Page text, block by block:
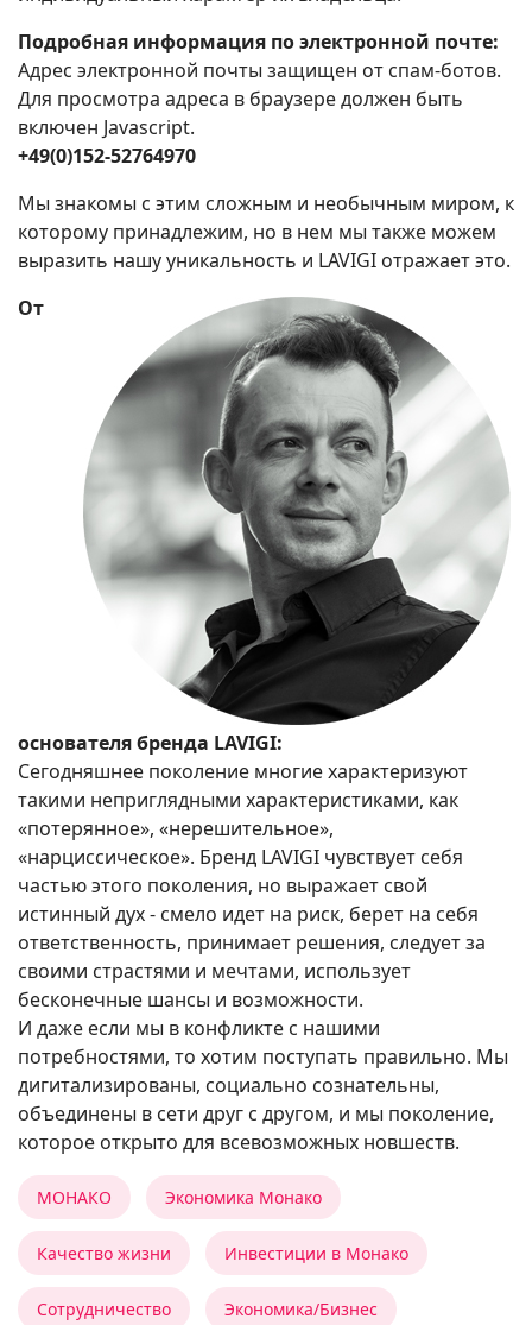
Подробная информация по электронной почте:
Адрес электронной почты защищен от спам-ботов.
Для просмотра адреса в браузере должен быть
включен Javascript.
+49(0)152-52764970
Мы знакомы с этим сложным и необычным миром, к
которому принадлежим, но в нем мы также можем
выразить нашу уникальность и LAVIGI отражает это.
От
основателя бренда LAVIGI:
Сегодняшнее поколение многие характеризуют
такими неприглядными характеристиками, как
«потерянное», «нерешительное»,
«нарциссическое». Бренд LAVIGI чувствует себя
частью этого поколения, но выражает свой
истинный дух - смело идет на риск, берет на себя
ответственность, принимает решения, следует за
своими страстями и мечтами, использует
бесконечные шансы и возможности.
И даже если мы в конфликте с нашими
потребностями, то хотим поступать правильно. Мы
дигитализированы, социально сознательны,
объединены в сети друг с другом, и мы поколение,
которое открыто для всевозможных новшеств.
МОНАКО Экономика Монако
Качество жизни Инвестиции в Монако
Сотрудничество Экономика/Бизнес